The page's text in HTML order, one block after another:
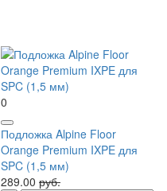
0
Подложка Alpine Floor
Orange Premium IXPE для
SPC (1,5 мм)
289.00 руб.